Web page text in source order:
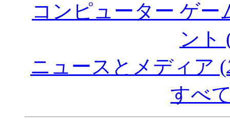
コンピューター ゲー
ント
ニュースとメディア (
すべ